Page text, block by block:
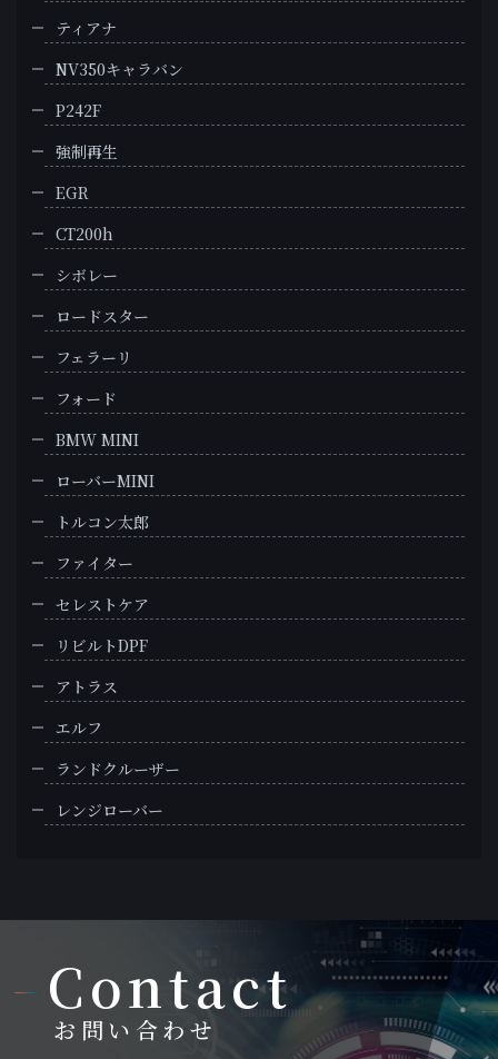
ティアナ
NV350キャラバン
P242F
強制再生
EGR
CT200h
シボレー
ロードスター
フェラーリ
フォード
BMW MINI
ローバーMINI
トルコン太郎
ファイター
セレストケア
リビルトDPF
アトラス
エルフ
ランドクルーザー
レンジローバー
Contact
お問い合わせ